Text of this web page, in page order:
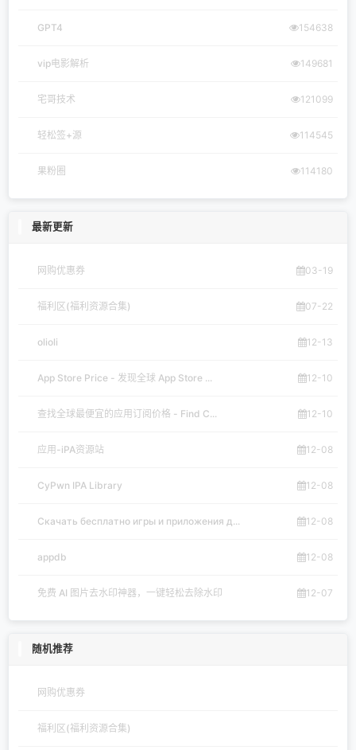
GPT4 154638
vip电影解析 149681
宅哥技术 121099
轻松签+源 114545
果粉圈 114180
最新更新
网购优惠券 03-19
福利区(福利资源合集) 07-22
olioli 12-13
App Store Price - 发现全球 App Store ... 12-10
查找全球最便宜的应用订阅价格 - Find C... 12-10
应用-iPA资源站 12-08
CyPwn IPA Library 12-08
Скачать бесплатно игры и приложения д... 12-08
appdb 12-08
免费 AI 图片去水印神器，一键轻松去除水印 12-07
随机推荐
网购优惠券
福利区(福利资源合集)